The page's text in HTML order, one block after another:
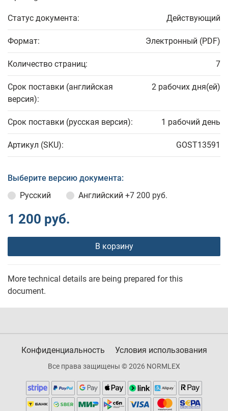
Статус документа: Действующий
Формат: Электронный (PDF)
Количество страниц: 7
Срок поставки (английская
версия):
2 рабочих дня(ей)
Срок поставки (русская версия): 1 рабочий день
Артикул (SKU): GOST13591
Выберите версию документа:
Русский
Английский +7 200 руб.
1 200 руб.
В корзину
More technical details are being prepared for this
document.
Конфиденциальность Условия использования
Все права защищены © 2026 NORMLEX